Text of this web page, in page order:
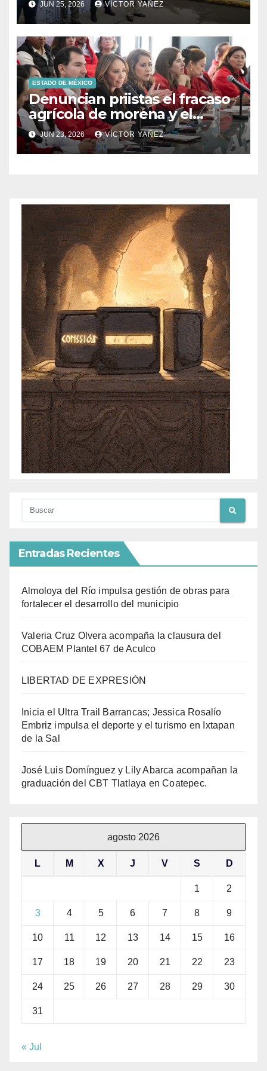
JUN 25, 2026 VÍCTOR YAÑEZ
ESTADO DE MÉXICO
Denuncian priistas el fracaso
agrícola de morena y el
abandono al campo
mexicano
JUN 23, 2026 VÍCTOR YAÑEZ
Entradas Recientes
Almoloya del Río impulsa gestión de obras para
fortalecer el desarrollo del municipio
Valeria Cruz Olvera acompaña la clausura del
COBAEM Plantel 67 de Aculco
LIBERTAD DE EXPRESIÓN
Inicia el Ultra Trail Barrancas; Jessica Rosalío
Embriz impulsa el deporte y el turismo en Ixtapan
de la Sal
José Luis Domínguez y Lily Abarca acompañan la
graduación del CBT Tlatlaya en Coatepec.
agosto 2026
L M X J V S D
1 2
3 4 5 6 7 8 9
10 11 12 13 14 15 16
17 18 19 20 21 22 23
24 25 26 27 28 29 30
31
« Jul